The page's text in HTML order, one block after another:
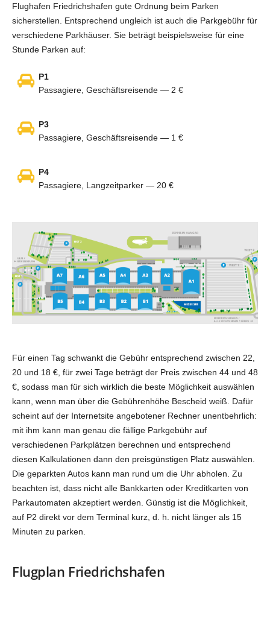
Flughafen Friedrichshafen gute Ordnung beim Parken
sicherstellen. Entsprechend ungleich ist auch die Parkgebühr für
verschiedene Parkhäuser. Sie beträgt beispielsweise für eine
Stunde Parken auf:
P1
Passagiere, Geschäftsreisende — 2 €
P3
Passagiere, Geschäftsreisende — 1 €
P4
Passagiere, Langzeitparker — 20 €
Für einen Tag schwankt die Gebühr entsprechend zwischen 22,
20 und 18 €, für zwei Tage beträgt der Preis zwischen 44 und 48
€, sodass man für sich wirklich die beste Möglichkeit auswählen
kann, wenn man über die Gebührenhöhe Bescheid weiß. Dafür
scheint auf der Internetsite angebotener Rechner unentbehrlich:
mit ihm kann man genau die fällige Parkgebühr auf
verschiedenen Parkplätzen berechnen und entsprechend
diesen Kalkulationen dann den preisgünstigen Platz auswählen.
Die geparkten Autos kann man rund um die Uhr abholen. Zu
beachten ist, dass nicht alle Bankkarten oder Kreditkarten von
Parkautomaten akzeptiert werden. Günstig ist die Möglichkeit,
auf P2 direkt vor dem Terminal kurz, d. h. nicht länger als 15
Minuten zu parken.
Flugplan Friedrichshafen